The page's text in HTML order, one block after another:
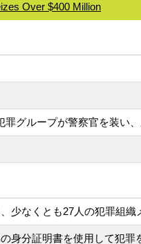
Over $400 Million
グループが警察官を装い
少なくとも27人の犯罪組織
身分証明書を使用して犯罪